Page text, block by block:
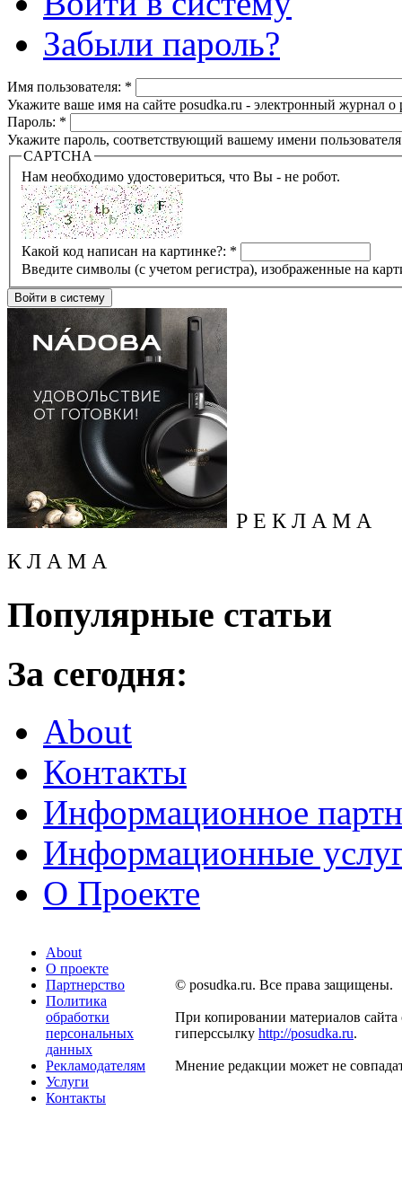
Забыли пароль?
Имя пользователя: *
Укажите ваше имя на сайте posudka.ru - электронный журнал
Пароль: *
Укажите пароль, соответствующий вашему имени
CAPTCHA
Нам необходимо удостовериться, что Вы - не робот.
Какой код написан на картинке?: *
Введите символы (с учетом регистра), изображенные на
Р Е К Л А М А
К Л А М А
Популярные статьи
За сегодня:
About
Контакты
Информационное
Информационные
О Проекте
About
О проекте
Партнерство
Политика
обработки
персональных
данных
Рекламодателям
Услуги
Контакты
© posudka.ru. Все права защищены.
При копировании материалов сайта
гиперссылку http://posudka.ru.
Мнение редакции может не